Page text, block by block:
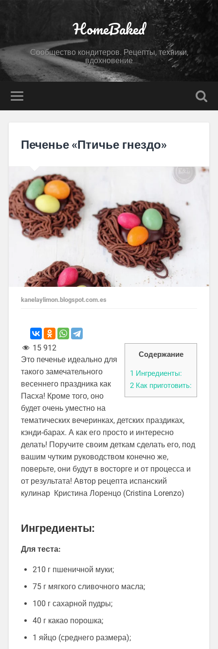
HomeBaked
Сообщество кондитеров. Рецепты, техники,
вдохновение
Печенье «Птичье гнездо»
kanelaylimon.blogspot.com.es
Содержание
1 Ингредиенты:
2 Как приготовить:
15 912
Это печенье идеально для
такого замечательного
весеннего праздника как
Пасха! Кроме того, оно
будет очень уместно на
тематических вечеринках, детских праздиках,
кэнди-барах. А как его просто и интересно
делать! Поручите своим деткам сделать его, под
вашим чутким руководством конечно же,
поверьте, они будут в восторге и от процесса и
от результата! Автор рецепта испанский
кулинар Кристина Лоренцо (Cristina Lorenzo)
Ингредиенты:
Для теста:
210 г пшеничной муки;
75 г мягкого сливочного масла;
100 г сахарной пудры;
40 г какао порошка;
1 яйцо (среднего размера);